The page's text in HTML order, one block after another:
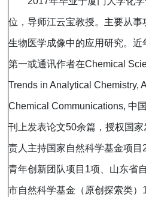
位，导师江云宝教授。主要从
生物医学成像中的应用研究。
第一或通讯作者在Chemical
Trends in Analytical Chemistry,
Chemical Communications, 中
刊上发表论文50余篇，授权国家
责人主持国家自然科学基金项目
青年创新团队项目 1项、山东省
市自然科学基金（原创探索类）